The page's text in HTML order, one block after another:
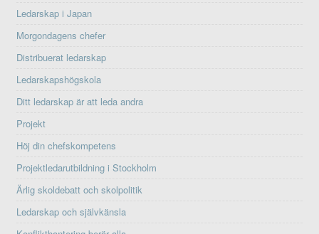
Ledarskap i Japan
Morgondagens chefer
Distribuerat ledarskap
Ledarskapshögskola
Ditt ledarskap är att leda andra
Projekt
Höj din chefskompetens
Projektledarutbildning i Stockholm
Ärlig skoldebatt och skolpolitik
Ledarskap och självkänsla